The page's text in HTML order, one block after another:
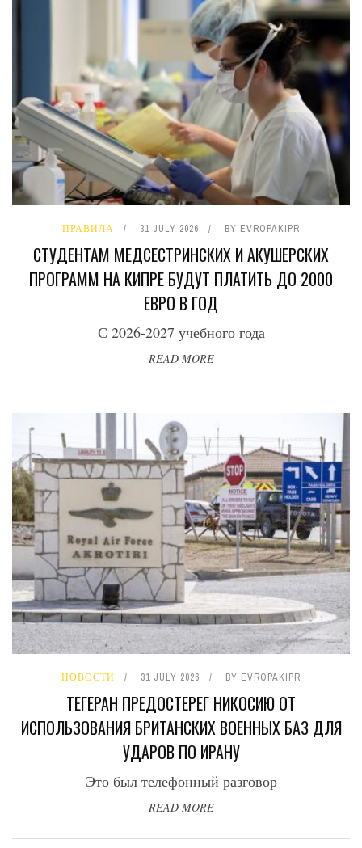
ПРАВИЛА 31 JULY 2026 BY EVROPAKIPR
СТУДЕНТАМ МЕДСЕСТРИНСКИХ И АКУШЕРСКИХ
ПРОГРАММ НА КИПРЕ БУДУТ ПЛАТИТЬ ДО 2000
ЕВРО В ГОД
С 2026-2027 учебного года
READ MORE
НОВОСТИ 31 JULY 2026 BY EVROPAKIPR
ТЕГЕРАН ПРЕДОСТЕРЕГ НИКОСИЮ ОТ
ИСПОЛЬЗОВАНИЯ БРИТАНСКИХ ВОЕННЫХ БАЗ ДЛЯ
УДАРОВ ПО ИРАНУ
Это был телефонный разговор
READ MORE